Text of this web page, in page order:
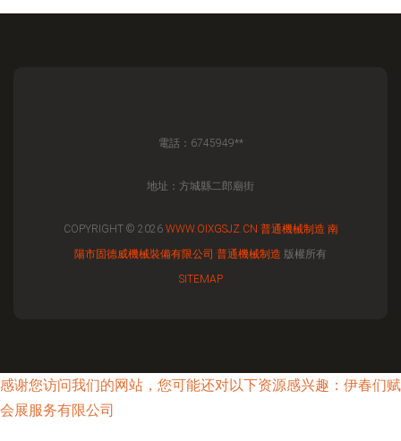
電話：6745949**
地址：方城縣二郎廟街
COPYRIGHT © 2026 WWW.OIXGSJZ.CN 普通機械制造 南
陽市固德威機械裝備有限公司 普通機械制造 版權所有
SITEMAP
感谢您访问我们的网站，您可能还对以下资源感兴趣：伊春们赋
会展服务有限公司